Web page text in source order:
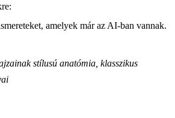
amelyek már az AI-ban vannak.
stílusú anatómia, klasszikus